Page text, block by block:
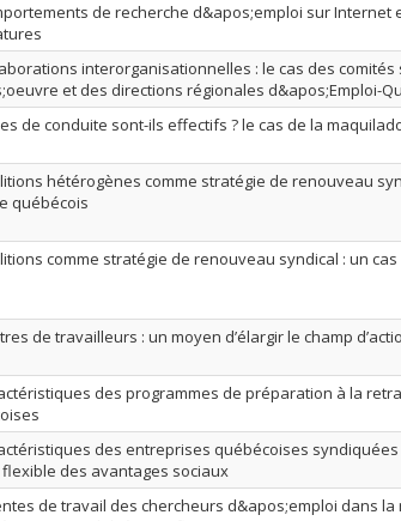
de recherche d&apos;emploi sur Internet
interorganisationnelles : le cas des comités
et des directions régionales d&apos;Emploi-
de conduite sont-ils effectifs ? le cas de la
hétérogènes comme stratégie de renouveau
québécois
comme stratégie de renouveau syndical : un
de travailleurs : un moyen d’élargir le champ
des programmes de préparation à la
des entreprises québécoises
des avantages sociaux
de travail des chercheurs d&apos;emploi dans la